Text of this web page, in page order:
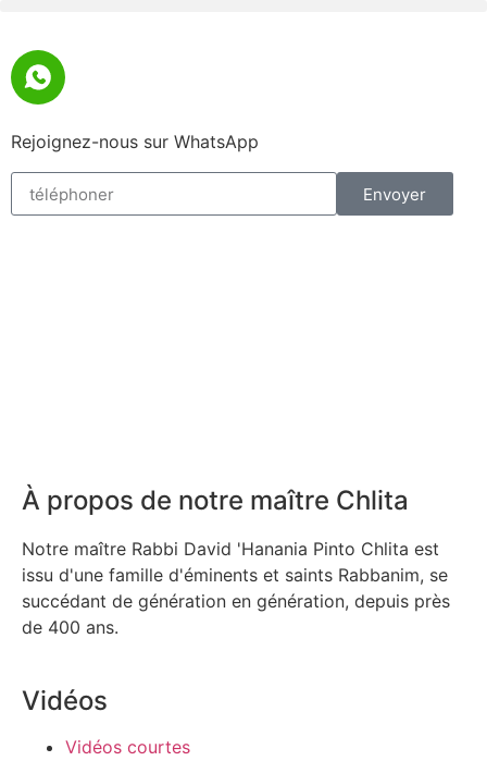
Rejoignez-nous sur WhatsApp
Envoyer
À propos de notre maître Chlita
Notre maître Rabbi David 'Hanania Pinto Chlita est
issu d'une famille d'éminents et saints Rabbanim, se
succédant de génération en génération, depuis près
de 400 ans.
Vidéos
Vidéos courtes